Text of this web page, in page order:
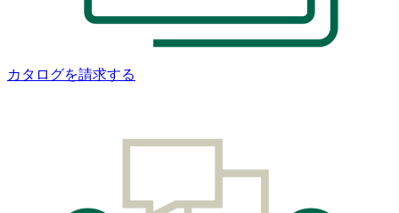
カタログを請求する